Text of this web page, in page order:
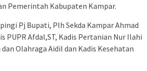
Pemerintah Kabupaten Kampar.
Pj Bupati, Plh Sekda Kampar Ahmad
PUPR Afdal,ST, Kadis Pertanian Nur Ilahi
Olahraga Aidil dan Kadis Kesehatan